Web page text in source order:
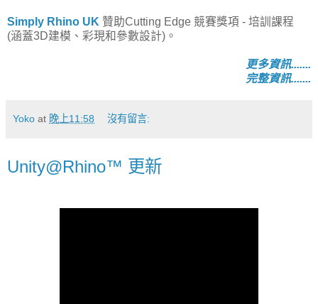
Simply Rhino UK 贊助Cutting Edge 競賽獎項 - 培訓課程
(涵蓋3D建模、彩現和參數設計)。
更多資訊.......
完整資訊.......
Yoko at 晚上11:58 沒有留言:
Unity@Rhino™ 更新